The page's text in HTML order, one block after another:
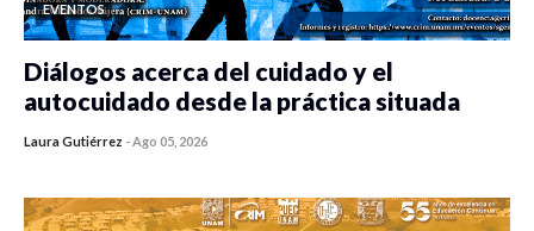
EVENTOS
Diálogos acerca del cuidado y el
autocuidado desde la práctica situada
Laura Gutiérrez -Ago 05, 2026